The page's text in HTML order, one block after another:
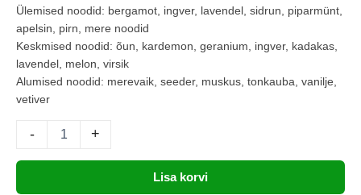
Ülemised noodid: bergamot, ingver, lavendel, sidrun, piparmünt,
apelsin, pirn, mere noodid
Keskmised noodid: õun, kardemon, geranium, ingver, kadakas,
lavendel, melon, virsik
Alumised noodid: merevaik, seeder, muskus, tonkauba, vanilje,
vetiver
- +
Lisa korvi